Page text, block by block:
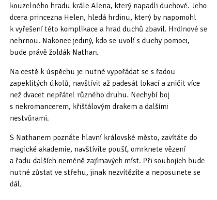
Hledání
Tipy & triky(17)
kouzelného hradu krále Alena, který napadli duchové. Jeho
dcera princezna Helen, hledá hrdinu, který by napomohl
k vyřešení této komplikace a hrad duchů zbavil. Hrdinové se
nehrnou. Nakonec jediný, kdo se uvolí s duchy pomoci,
bude právě žoldák Nathan.
Na cestě k úspěchu je nutné vypořádat se s řadou
zapeklitých úkolů, navštívit až padesát lokací a zničit více
než dvacet nepřátel různého druhu. Nechybí boj
s nekromancerem, křišťálovým drakem a dalšími
nestvůrami.
S Nathanem poznáte hlavní královské město, zavítáte do
magické akademie, navštívíte poušť, omrknete vězení
a řadu dalších neméně zajímavých míst. Při soubojích bude
nutné zůstat ve střehu, jinak nezvítězíte a neposunete se
dál.